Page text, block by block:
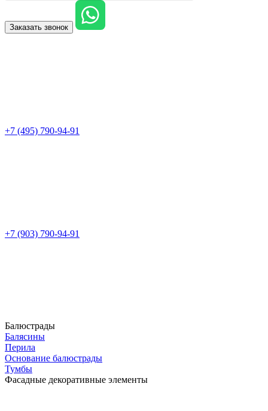
Заказать звонок
+7 (495) 790-94-91
+7 (903) 790-94-91
Балюстрады
Балясины
Перила
Основание балюстрады
Тумбы
Фасадные декоративные элементы